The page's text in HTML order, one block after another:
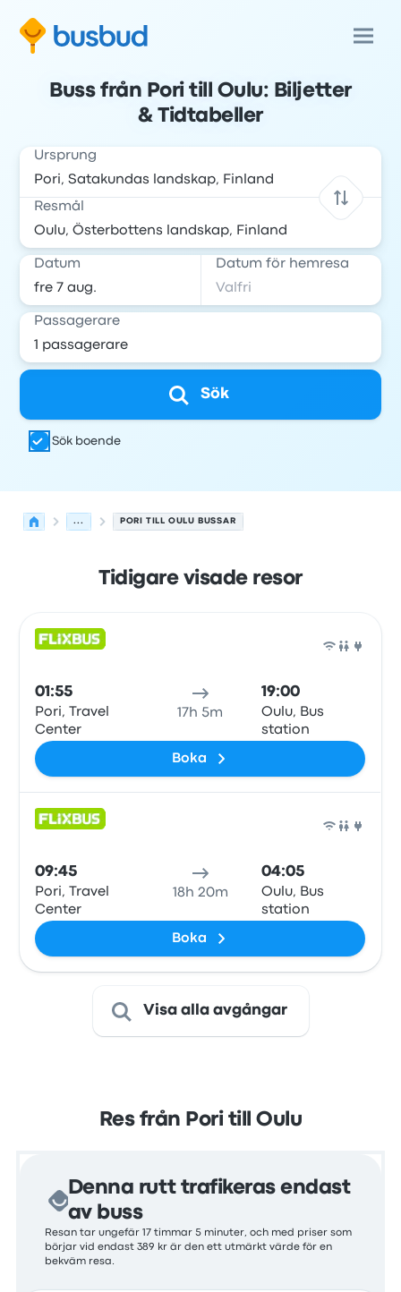
Buss från Pori till Oulu: Biljetter
& Tidtabeller
Ursprung
Resmål
Datum Datum för hemresa
Passagerare
Sök
Sök boende
... PORI TILL OULU BUSSAR
Tidigare visade resor
01:55
Pori, Travel
Center
17h 5m
19:00
Oulu, Bus
station
Boka
09:45
Pori, Travel
Center
18h 20m
04:05
Oulu, Bus
station
Boka
Visa alla avgångar
Res från Pori till Oulu
Denna rutt trafikeras endast
av buss
Resan tar ungefär 17 timmar 5 minuter, och med priser som
börjar vid endast 389 kr är den ett utmärkt värde för en
bekväm resa.